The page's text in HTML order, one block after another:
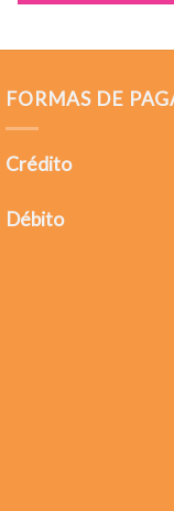
FORMAS DE
Crédito
Débito